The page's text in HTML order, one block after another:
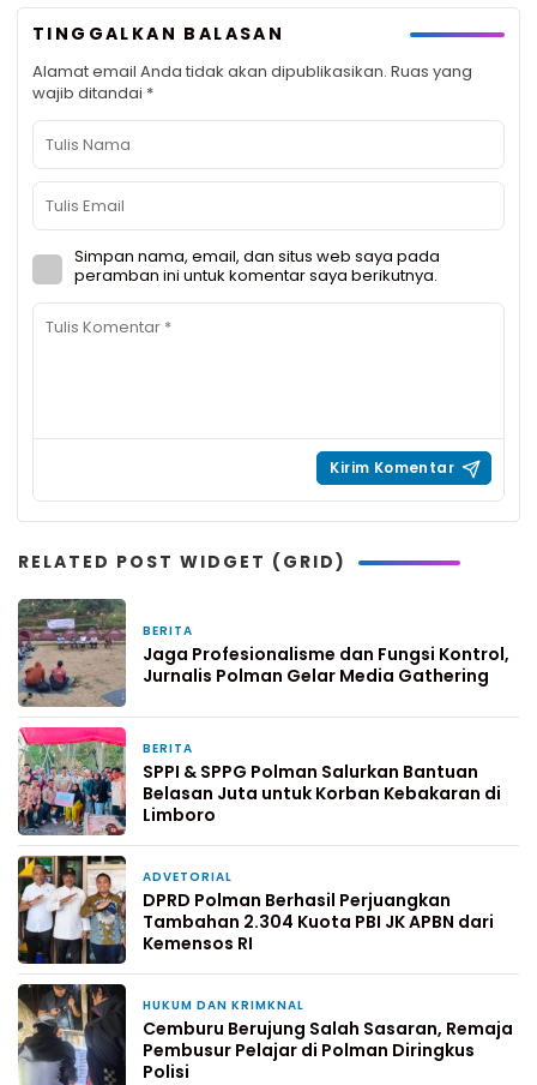
TINGGALKAN BALASAN
Alamat email Anda tidak akan dipublikasikan. Ruas yang
wajib ditandai *
Simpan nama, email, dan situs web saya pada
peramban ini untuk komentar saya berikutnya.
RELATED POST WIDGET (GRID)
BERITA
Jaga Profesionalisme dan Fungsi Kontrol,
Jurnalis Polman Gelar Media Gathering
BERITA
SPPI & SPPG Polman Salurkan Bantuan
Belasan Juta untuk Korban Kebakaran di
Limboro
ADVETORIAL
DPRD Polman Berhasil Perjuangkan
Tambahan 2.304 Kuota PBI JK APBN dari
Kemensos RI
HUKUM DAN KRIMKNAL
Cemburu Berujung Salah Sasaran, Remaja
Pembusur Pelajar di Polman Diringkus
Polisi